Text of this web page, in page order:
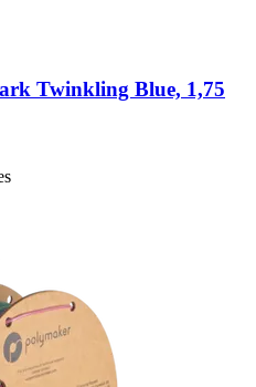
Twinkling Blue, 1,75